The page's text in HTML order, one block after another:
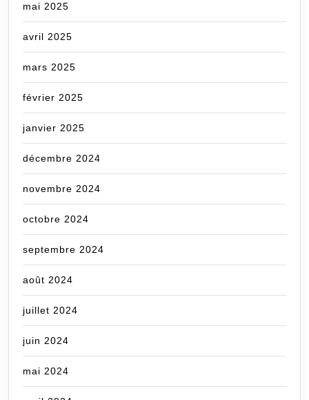
mai 2025
avril 2025
mars 2025
février 2025
janvier 2025
décembre 2024
novembre 2024
octobre 2024
septembre 2024
août 2024
juillet 2024
juin 2024
mai 2024